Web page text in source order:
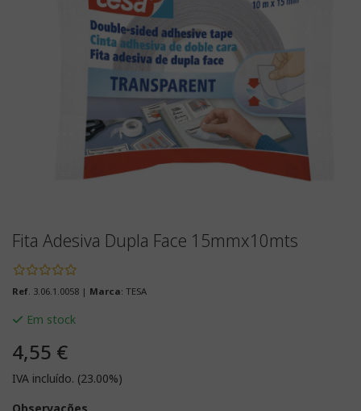
Fita Adesiva Dupla Face 15mmx10mts
Ref . 3.06.1.0058 | Marca: TESA
Em stock
4,55 €
IVA incluído. (23.00%)
Observações